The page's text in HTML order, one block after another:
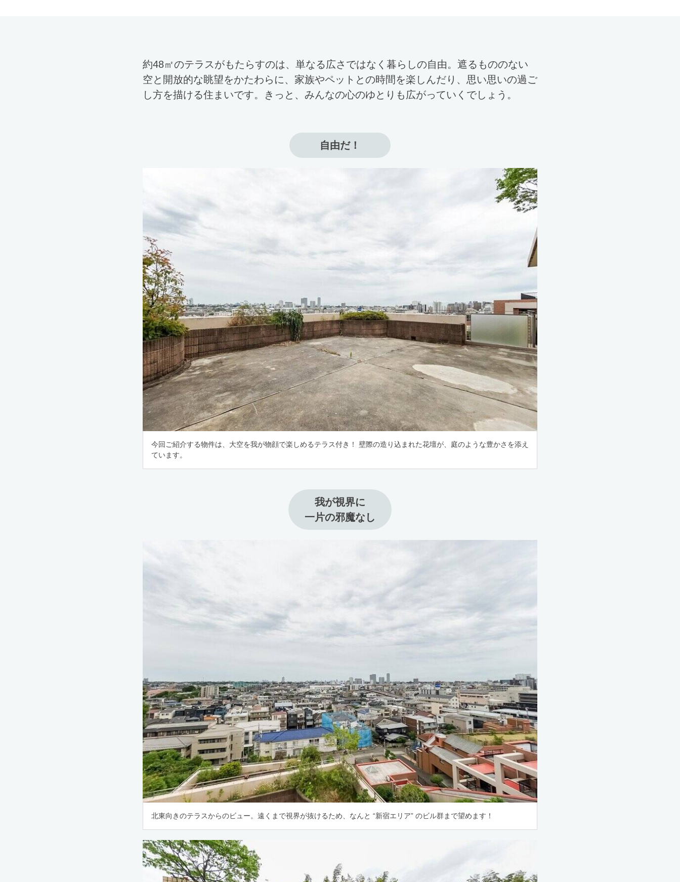
約48㎡のテラスがもたらすのは、単なる広さではなく暮らしの自由。遮るもののない
空と開放的な眺望をかたわらに、家族やペットとの時間を楽しんだり、思い思いの過ご
し方を描ける住まいです。きっと、みんなの心のゆとりも広がっていくでしょう。
自由だ！
今回ご紹介する物件は、大空を我が物顔で楽しめるテラス付き！ 壁際の造り込まれた花壇が、庭のような豊かさを添え
ています。
我が視界に
一片の邪魔なし
北東向きのテラスからのビュー。遠くまで視界が抜けるため、なんと “新宿エリア” のビル群まで望めます！